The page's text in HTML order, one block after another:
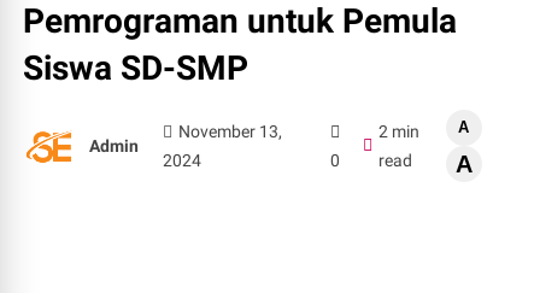
Pemrograman untuk Pemula
Siswa SD-SMP
Admin
November 13,
2024
0
2 min
read
A
A